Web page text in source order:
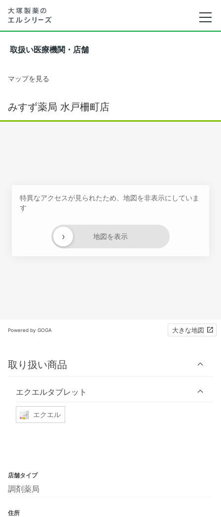
取扱い医療機関・店舗
マップを見る
みすず薬局 水戸柵町店
特異なアクセスが見られたため、地図を非表示にしていま
す
地図を表示
›
Powered by GOGA 大きな地図
取り扱い商品
エクエルタブレット
エクエル
店舗タイプ
調剤薬局
住所